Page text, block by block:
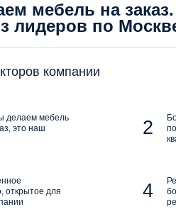
мебель на заказ.
лидеров по
компании
делаем мебель
это наш
открытое для